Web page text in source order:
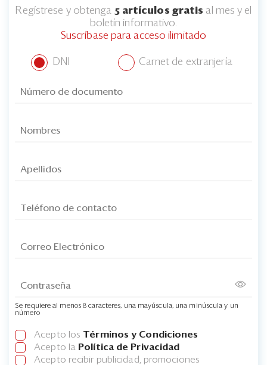
Regístrese y obtenga 5 artículos gratis al mes y el
boletín informativo.
Suscríbase para acceso ilimitado
DNI Carnet de extranjería
Se requiere al menos 8 caracteres, una mayúscula, una minúscula y un
número
Acepto los Términos y Condiciones
Acepto la Política de Privacidad
Acepto recibir publicidad, promociones